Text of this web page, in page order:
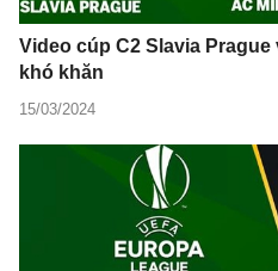
Video cúp C2 Slavia
khó khăn
15/03/2024